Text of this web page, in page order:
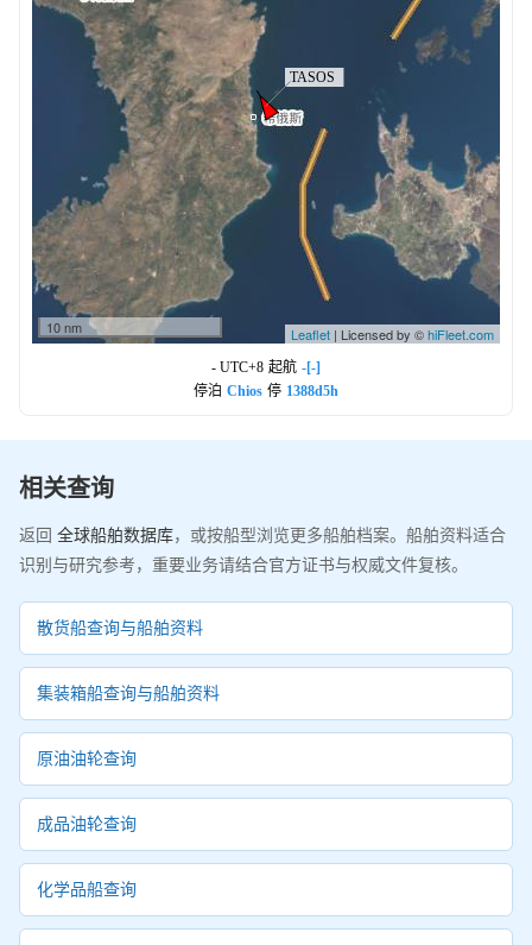
10 nm Leaflet | Licensed by ©hiFleet.com
- UTC+8 起航 -[-]
停泊 Chios 停 1388d5h
相关查询
返回 全球船舶数据库，或按船型浏览更多船舶档案。船舶资料适合
识别与研究参考，重要业务请结合官方证书与权威文件复核。
散货船查询与船舶资料
集装箱船查询与船舶资料
原油油轮查询
成品油轮查询
化学品船查询